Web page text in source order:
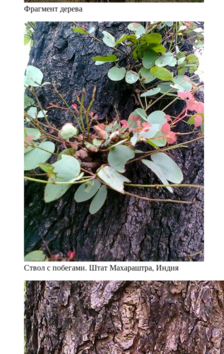
Фрагмент дерева
Ствол с побегами. Штат Махараштра, Индия